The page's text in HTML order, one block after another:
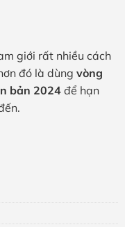
giới rất nhiều cách
đó là dùng vòng
bản 2024để hạn